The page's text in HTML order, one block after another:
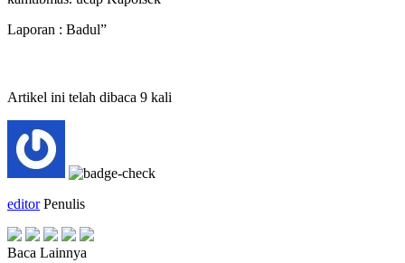
Laporan : Badul”
Artikel ini telah dibaca 9 kali
editor Penulis
Baca Lainnya